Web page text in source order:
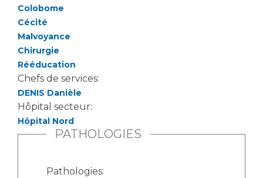
Protection des données
Sécurité
Les recherches en santé à l’AP-HM
Colobome
Cécité
Malvoyance
Chirurgie
Rééducation
Chefs de services:
DENIS Danièle
Hôpital secteur:
Hôpital Nord
PATHOLOGIES
Pathologies: